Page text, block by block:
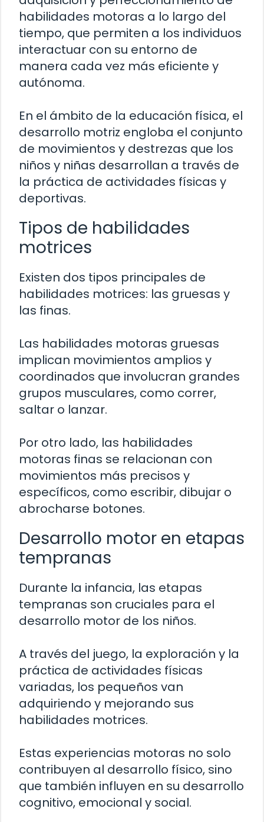
habilidades motoras a lo largo del
tiempo, que permiten a los individuos
interactuar con su entorno de
manera cada vez más eficiente y
autónoma.
En el ámbito de la educación física, el
desarrollo motriz engloba el conjunto
de movimientos y destrezas que los
niños y niñas desarrollan a través de
la práctica de actividades físicas y
deportivas.
Tipos de habilidades
motrices
Existen dos tipos principales de
habilidades motrices: las gruesas y
las finas.
Las habilidades motoras gruesas
implican movimientos amplios y
coordinados que involucran grandes
grupos musculares, como correr,
saltar o lanzar.
Por otro lado, las habilidades
motoras finas se relacionan con
movimientos más precisos y
específicos, como escribir, dibujar o
abrocharse botones.
Desarrollo motor en etapas
tempranas
Durante la infancia, las etapas
tempranas son cruciales para el
desarrollo motor de los niños.
A través del juego, la exploración y la
práctica de actividades físicas
variadas, los pequeños van
adquiriendo y mejorando sus
habilidades motrices.
Estas experiencias motoras no solo
contribuyen al desarrollo físico, sino
que también influyen en su desarrollo
cognitivo, emocional y social.